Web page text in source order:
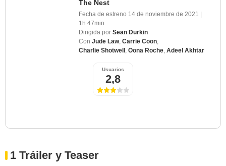
The Nest
Fecha de estreno 14 de noviembre de 2021 |
1h 47min
Dirigida por Sean Durkin
Con Jude Law, Carrie Coon
Charlie Shotwell Oona Roche Adeel Akhtar
Usuarios
2,8
1 Tráiler y Teaser